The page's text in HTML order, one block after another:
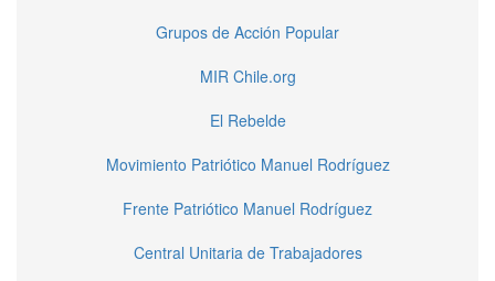
Grupos de Acción Popular
MIR Chile.org
El Rebelde
Movimiento Patriótico Manuel Rodríguez
Frente Patriótico Manuel Rodríguez
Central Unitaria de Trabajadores